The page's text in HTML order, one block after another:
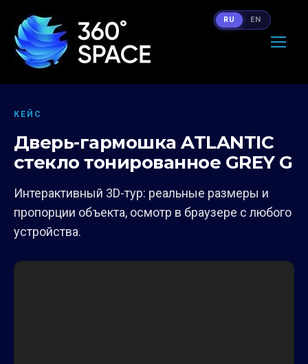
КЕЙС
Дверь-гармошка ATLANTIC
стекло тонированное GREY G
Интерактивный 3D-тур: реальные размеры и
пропорции объекта, осмотр в браузере с любого
устройства.
RU EN